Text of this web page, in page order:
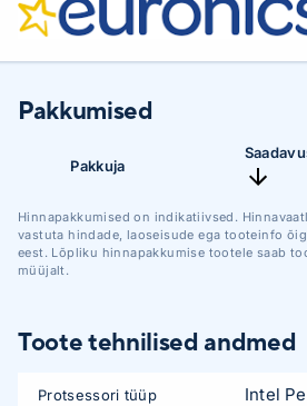
Pakkumised
Pakkuja
Hinnapakkumised on indikatiivsed.
vastuta hindade, laoseisude ega tooteinfo
eest. Lõpliku hinnapakkumise tootele saab
müüjalt.
Toote tehnilised andmed
Protsessori tüüp Intel